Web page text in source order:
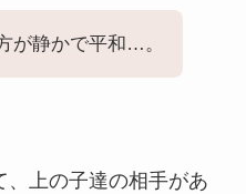
が静かで平和…。
上の子達の相手があ